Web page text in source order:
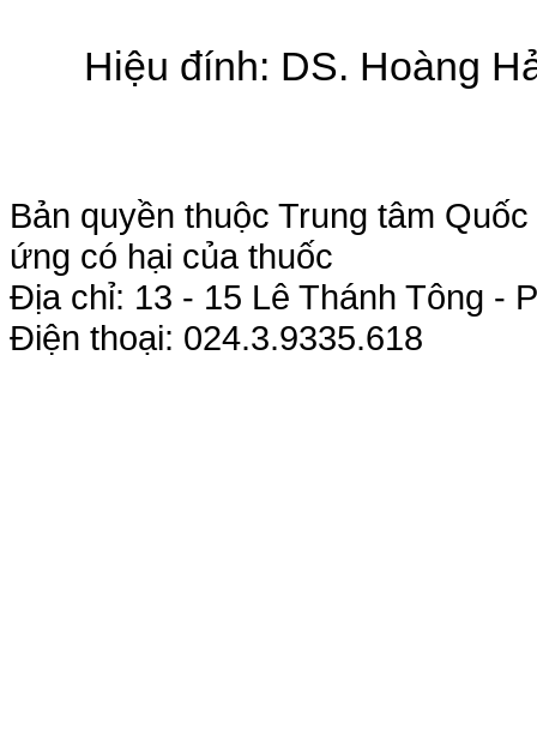
Hiệu đính: DS. Hoàng
Bản quyền thuộc Trung tâm
ứng có hại của thuốc
Địa chỉ: 13 - 15 Lê Thánh Tông -
Điện thoại: 024.3.9335.618